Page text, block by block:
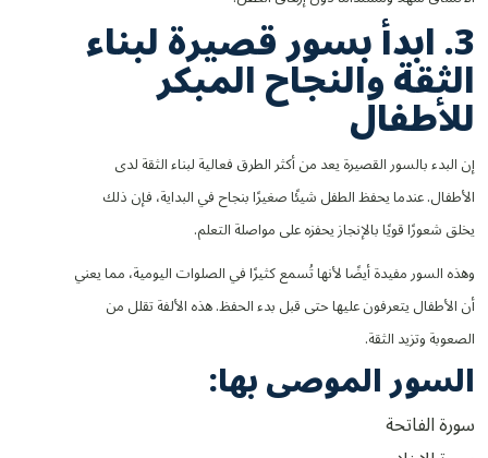
3. ابدأ بسور قصيرة لبناء
الثقة والنجاح المبكر
للأطفال
إن البدء بالسور القصيرة يعد من أكثر الطرق فعالية لبناء الثقة لدى
الأطفال. عندما يحفظ الطفل شيئًا صغيرًا بنجاح في البداية، فإن ذلك
يخلق شعورًا قويًا بالإنجاز يحفزه على مواصلة التعلم.
وهذه السور مفيدة أيضًا لأنها تُسمع كثيرًا في الصلوات اليومية، مما يعني
أن الأطفال يتعرفون عليها حتى قبل بدء الحفظ. هذه الألفة تقلل من
الصعوبة وتزيد الثقة.
السور الموصى بها:
سورة الفاتحة